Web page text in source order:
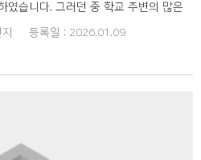
였습니다. 그러던 중 학교 주변의 많은
는 다듬은 말을 마련해보자는 의견이
의 다듬은 말 검색란에 '셀프바'와 '오마
마카세'는 '주방 특선'이라는 다듬은 말
용하는 가게는 한 곳도 찾을 수 없었습
등록일 : 2026.01.09